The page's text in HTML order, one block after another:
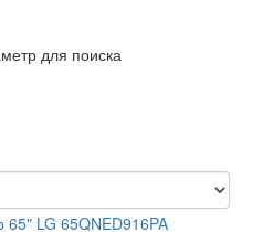
для поиска